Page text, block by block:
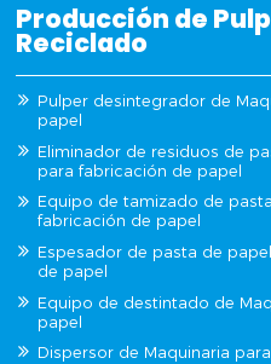
Producción de
Reciclado
Pulper desintegrador de
papel
Eliminador de residuos de
para fabricación de papel
Equipo de tamizado de
fabricación de papel
Espesador de pasta de
de papel
Equipo de destintado de
papel
Dispersor de Maquinaria